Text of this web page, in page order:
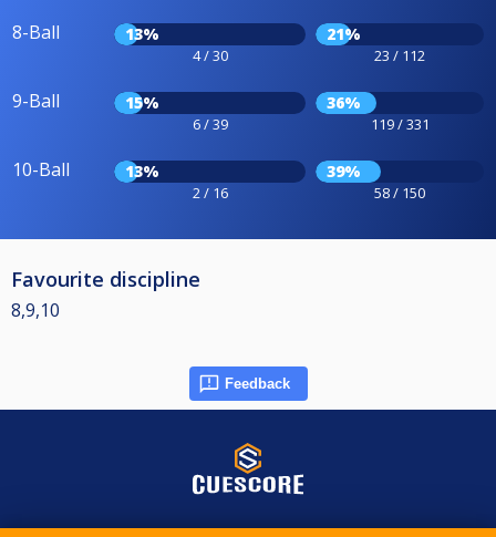
8-Ball 13%
4 / 30
21%
23 / 112
9-Ball 15%
6 / 39
36%
119 / 331
10-Ball 13%
2 / 16
39%
58 / 150
Favourite discipline
8,9,10
Feedback